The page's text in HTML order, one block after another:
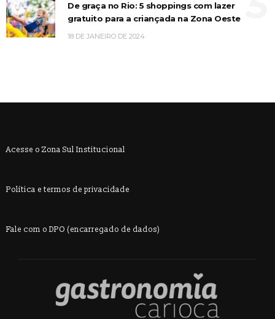
De graça no Rio: 5 shoppings com lazer
gratuito para a criançada na Zona Oeste
18 DE JANEIRO DE 2024
Acesse o Zona Sul Institucional
Política e termos de privacidade
Fale com o DPO (encarregado de dados)